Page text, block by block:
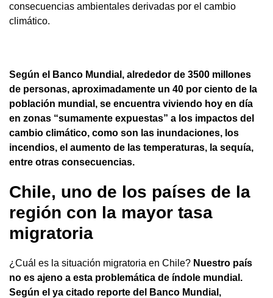
consecuencias ambientales derivadas por el cambio
climático.
Según el Banco Mundial, alrededor de 3500 millones
de personas, aproximadamente un 40 por ciento de la
población mundial, se encuentra viviendo hoy en día
en zonas “sumamente expuestas” a los impactos del
cambio climático, como son las inundaciones, los
incendios, el aumento de las temperaturas, la sequía,
entre otras consecuencias.
Chile, uno de los países de la
región con la mayor tasa
migratoria
¿Cuál es la situación migratoria en Chile? Nuestro país
no es ajeno a esta problemática de índole mundial.
Según el ya citado reporte del Banco Mundial,